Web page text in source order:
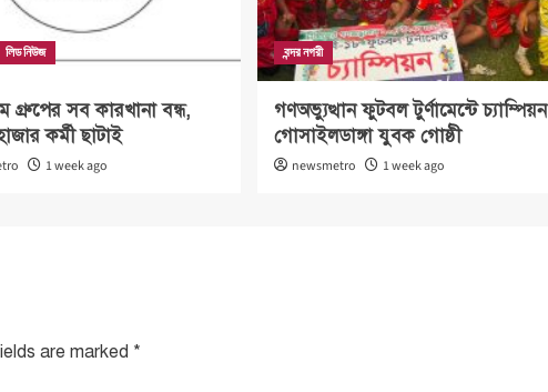
লিড নিউজ
সব কারখানা বন্ধ,
কর্মী ছাটাই
1 week ago
বন্দর নগরী
গণঅভ্যুত্থান ফুটবল টুর্ণামেন্টে চ্যাম্পিয়ন
গোসাইলডাঙ্গা যুবক গোষ্ঠী
newsmetro 1 week ago
are marked *